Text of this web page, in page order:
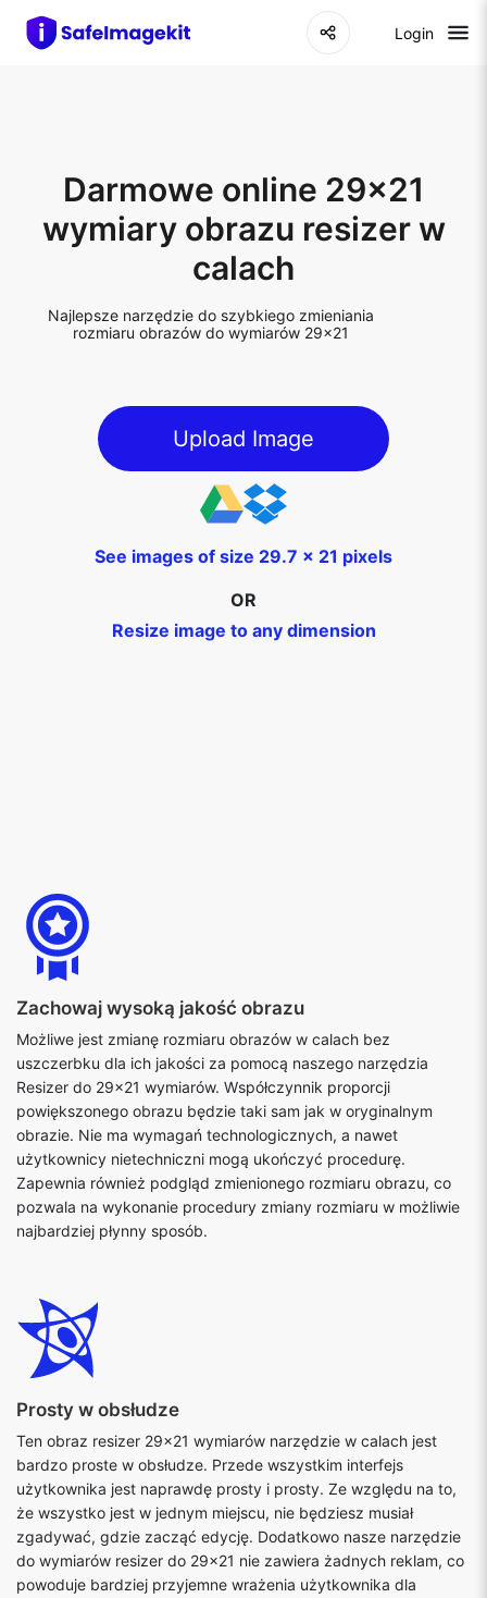
Login
Darmowe online 29x21
wymiary obrazu resizer w
calach
Najlepsze narzędzie do szybkiego zmieniania
rozmiaru obrazów do wymiarów 29x21
Upload Image
See images of size 29.7 x 21 pixels
OR
Resize image to any dimension
Zachowaj wysoką jakość obrazu
Możliwe jest zmianę rozmiaru obrazów w calach bez
uszczerbku dla ich jakości za pomocą naszego narzędzia
Resizer do 29x21 wymiarów. Współczynnik proporcji
powiększonego obrazu będzie taki sam jak w oryginalnym
obrazie. Nie ma wymagań technologicznych, a nawet
użytkownicy nietechniczni mogą ukończyć procedurę.
Zapewnia również podgląd zmienionego rozmiaru obrazu, co
pozwala na wykonanie procedury zmiany rozmiaru w możliwie
najbardziej płynny sposób.
Prosty w obsłudze
Ten obraz resizer 29x21 wymiarów narzędzie w calach jest
bardzo proste w obsłudze. Przede wszystkim interfejs
użytkownika jest naprawdę prosty i prosty. Ze względu na to,
że wszystko jest w jednym miejscu, nie będziesz musiał
zgadywać, gdzie zacząć edycję. Dodatkowo nasze narzędzie
do wymiarów resizer do 29x21 nie zawiera żadnych reklam, co
powoduje bardziej przyjemne wrażenia użytkownika dla